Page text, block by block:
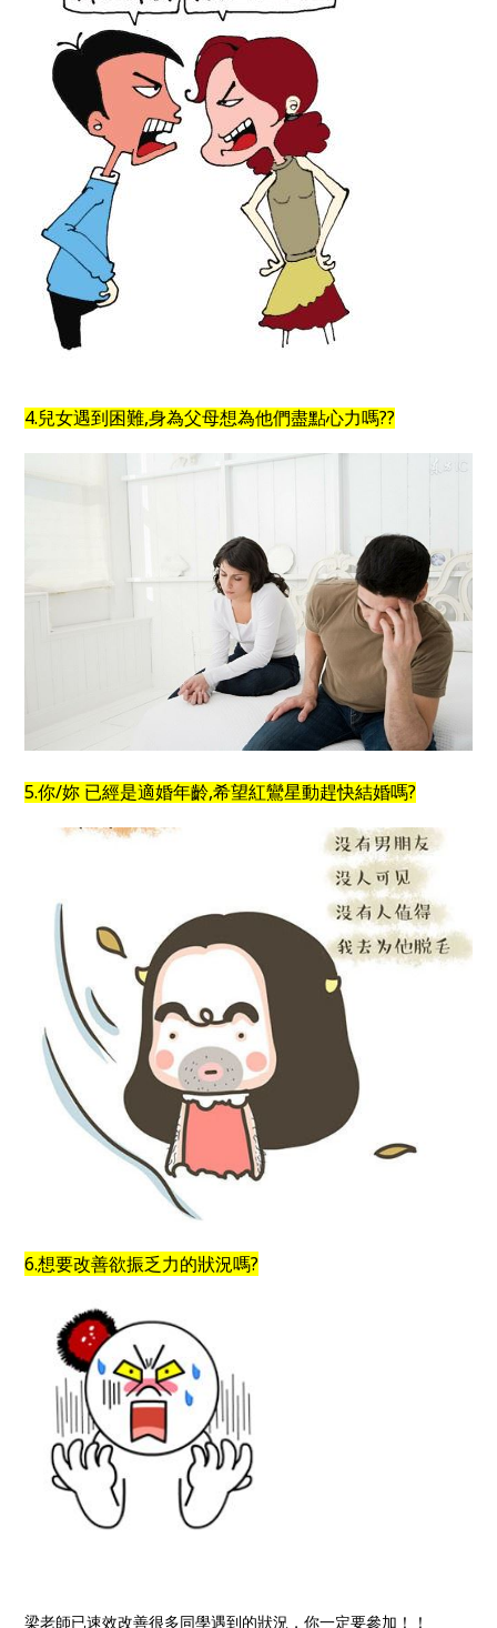
4.兒女遇到困難,身為父母想為他們盡點心力嗎??
5.你/妳 已經是適婚年齡,希望紅鸞星動趕快結婚嗎?
6.想要改善欲振乏力的狀況嗎?
梁老師已速效改善很多同學遇到的狀況，你一定要參加！！